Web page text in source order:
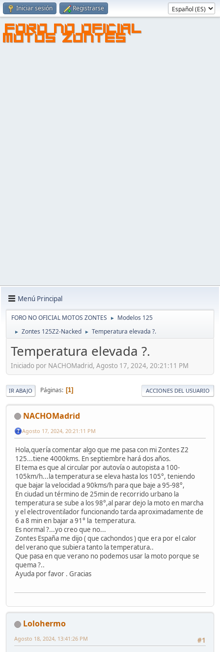
Iniciar sesión Registrarse
FORO NO OFICIAL
MOTOS ZONTES
Menú Principal
FORO NO OFICIAL MOTOS ZONTES ► Modelos 125
► Zontes 125Z2-Nacked ► Temperatura elevada ?.
Temperatura elevada ?.
Iniciado por NACHOMadrid, Agosto 17, 2024, 20:21:11 PM
IR ABAJO Páginas 1 ACCIONES DEL USUARIO
NACHOMadrid
Agosto 17, 2024, 20:21:11 PM
Hola,quería comentar algo que me pasa con mi Zontes Z2
125...tiene 4000kms. En septiembre hará dos años.
El tema es que al circular por autovía o autopista a 100-
105km/h...la temperatura se eleva hasta los 105°, teniendo
que bajar la velocidad a 90kms/h para que baje a 95-98°,
En ciudad un término de 25min de recorrido urbano la
temperatura se sube a los 98°,al parar dejo la moto en marcha
y el electroventilador funcionando tarda aproximadamente de
6 a 8 min en bajar a 91° la temperatura.
Es normal ?...yo creo que no...
Zontes España me dijo ( que cachondos ) que era por el calor
del verano que subiera tanto la temperatura..
Que pasa en que verano no podemos usar la moto porque se
quema ?..
Ayuda por favor . Gracias
Lolohermo
#1
Agosto 18, 2024, 13:41:26 PM